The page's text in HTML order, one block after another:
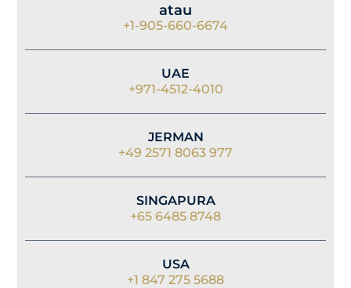
atau
+1-905-660-6674
UAE
+971-4512-4010
JERMAN
+49 2571 8063 977
SINGAPURA
+65 6485 8748
USA
+1 847 275 5688